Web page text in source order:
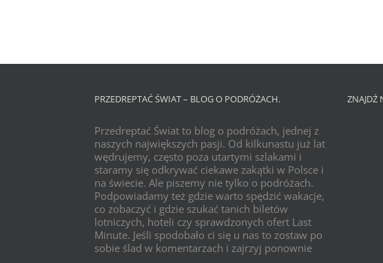
PRZEDREPTAĆ ŚWIAT – BLOG O PODRÓŻACH.
Przedreptać Świat to blog o podróżach, jednej z
naszych największych pasji. Od kilkunastu już lat
wędrujemy, często poza utartymi szlakami i
staramy się odkrywać ciekawe zakątki w Polsce i
na świecie. Ale piszemy nie tylko o podróżach.
Podpowiadamy też gdzie warto spędzić wakacje,
co zobaczyć i gdzie szukać tanich biletów
lotniczych, hoteli czy sprawdzonych ofert Last
Minute. Jeśli spodobało ci się u nas to zostaw po
sobie ślad w komentarzach i zajrzyj ponownie
ZNAJDŹ